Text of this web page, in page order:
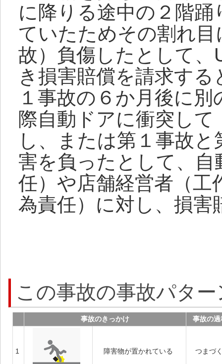
に降りる途中の２階
ていたためその割れ
故）負傷したとして
き損害賠償を請求す
１事故の６か月後に
際自動ドアに衝突し
し、または第１事故
害を負ったとして、
任）や店舗経営者（工
為責任）に対し、損
この事故の事故パター
事故のきっかけ 事故の過
1 障害物が置かれている つまづ